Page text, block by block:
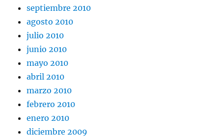
septiembre 2010
agosto 2010
julio 2010
junio 2010
mayo 2010
abril 2010
marzo 2010
febrero 2010
enero 2010
diciembre 2009